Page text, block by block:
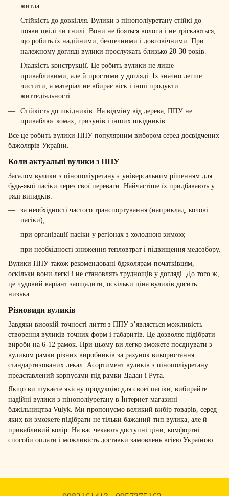
житла.
Стійкість до довкілля. Вулики з пінополіуретану стійкі до
появи цвілі чи гнилі. Вони не бояться вологи і не тріскаються,
що робить їх надійними, безпечними і довговічними. При
належному догляді вулики прослужать близько 20-30 років.
Гладкість конструкції. Це робить вулики не лише
привабливими, але й простими у догляді. Їх значно легше
чистити, а матеріал не вбирає віск і інші продукти
життєдіяльності.
Стійкість до шкідників. На відміну від дерева, ППУ не
приваблює комах, гризунів і інших шкідників.
Все це робить вулики ППУ популярним вибором серед досвідчених
бджолярів України.
Коли актуальні вулики з ППУ
Загалом вулики з пінополіуретану є універсальним рішенням для
будь-якої пасіки через свої переваги. Найчастіше їх придбавають у
ряді випадків:
за необхідності частого транспортування (наприклад, кочові
пасіки);
при організації пасіки у регіонах з холодною зимою;
при необхідності зниження тепловтрат і підвищення медозбору.
Вулики ППУ також рекомендовані бджолярам-початківцям,
оскільки вони легкі і не становлять труднощів у догляді. До того ж,
це чудовий варіант заощадити, оскільки ціна вуликів досить
низька.
Різновиди вуликів
Завдяки високій точності лиття з ППУ з’являється можливість
створення вуликів точних форм і габаритів. Це дозволяє підібрати
вироби на 6-12 рамок. При цьому ви легко зможете поєднувати з
вуликом рамки різних виробників за рахунок використання
стандартизованих лекал. Асортимент вуликів з пінополіуретану
представлений корпусами під рамки Дадан і Рута.
Якщо ви шукаєте якісну продукцію для своєї пасіки, вибирайте
надійні вулики з пінополіуретану в Інтернет-магазині
бджільництва Vulyk. Ми пропонуємо великий вибір товарів, серед
яких ви зможете підібрати не тільки бажаний тип вулика, але й
привабливий колір. На вас чекають доступні ціни, комфортні
способи оплати і можливість доставки замовлень всією Україною.